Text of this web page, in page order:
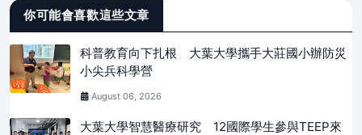
你可能會喜歡這些文章
科普教育向下扎根 大葉大學攜手大莊國小辦防災
小尖兵科學營
August 06, 2026
大葉大學智慧醫療研究 12國際學生參與TEEP來